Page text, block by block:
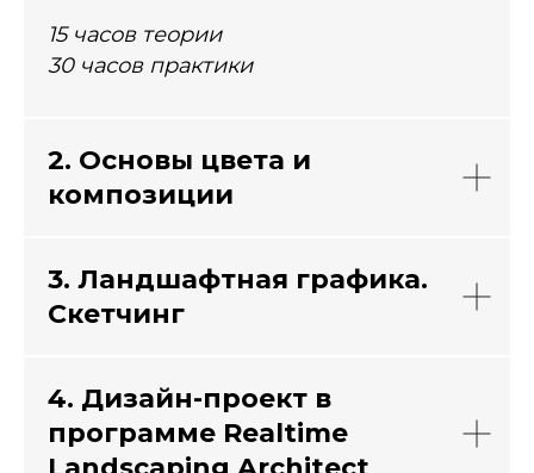
15 часов теории
30 часов практики
2. Основы цвета и
композиции
3. Ландшафтная графика.
Скетчинг
4. Дизайн-проект в
программе Realtime